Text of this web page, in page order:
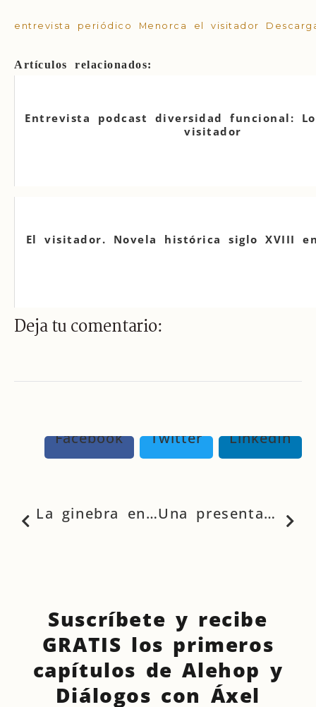
entrevista periódico Menorca el visitador
Artículos relacionados:
Entrevista podcast diversidad funcional:
visitador
El visitador. Novela histórica siglo XVIII
Deja tu comentario:
Facebook Twitter LinkedIn
La ginebra en la Inglaterra del siglo XVIII: el licor de la discordia Una presentación original y espectacular de la novela El visitador
Suscríbete y recibe
GRATIS los primeros
capítulos de Alehop y
Diálogos con Áxel